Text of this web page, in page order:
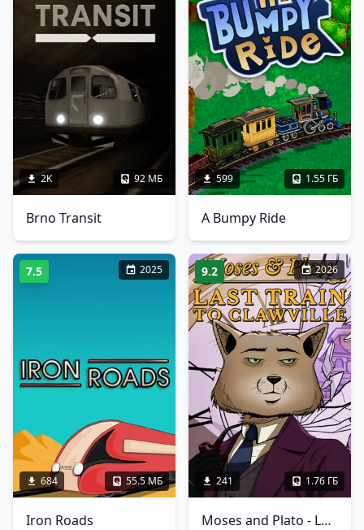
2K 92 МБ
Brno Transit
599 1.55 ГБ
A Bumpy Ride
7.5 2025
684 55.5 МБ
Iron Roads
9.2 2026
241 1.76 ГБ
Moses and Plato - Last Train to Clawville